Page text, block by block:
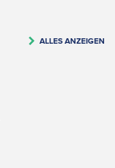
ALLES ANZEIGEN